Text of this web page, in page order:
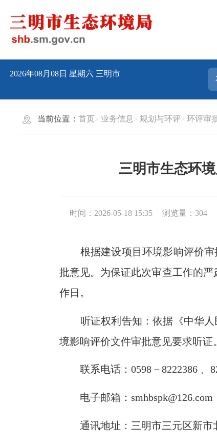
2026年08月08日星期六 三明市
当前位置：首页 业务信息 规划与环评 环评审
三明市生态环
时间：2026-05-18 15:35 浏览量：304
根据建设项目环境影响评价
批意见。为保证此次审查工作的
作日。
听证权利告知：依据《中华
境影响评价文件审批意见要求听证
联系电话：0598－8222386 、
电子邮箱：smhbspk@126.com
通讯地址：三明市三元区新市